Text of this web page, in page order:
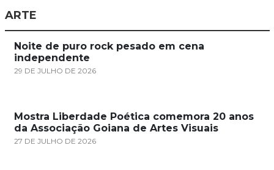
ARTE
Noite de puro rock pesado em cena
independente
29 DE JULHO DE 2026
Mostra Liberdade Poética comemora 20 anos
da Associação Goiana de Artes Visuais
27 DE JULHO DE 2026